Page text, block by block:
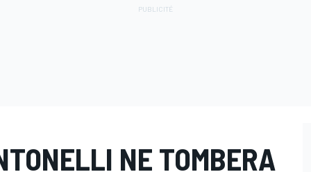
NE TOMBERA